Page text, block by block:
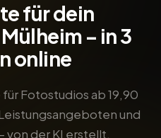
für dein
– in 3
online
Fotostudios ab 19,90
und
von der KI erstellt.